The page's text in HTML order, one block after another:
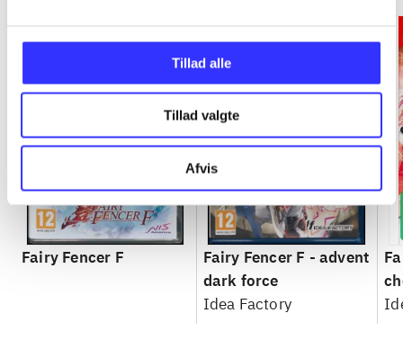
Tillad alle
Tillad valgte
Afvis
Fairy Fencer F
Fairy Fencer F - advent
dark force
Idea Factory